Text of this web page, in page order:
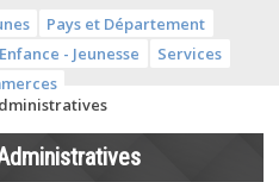
Pays et Département
Enfance - Jeunesse
Services